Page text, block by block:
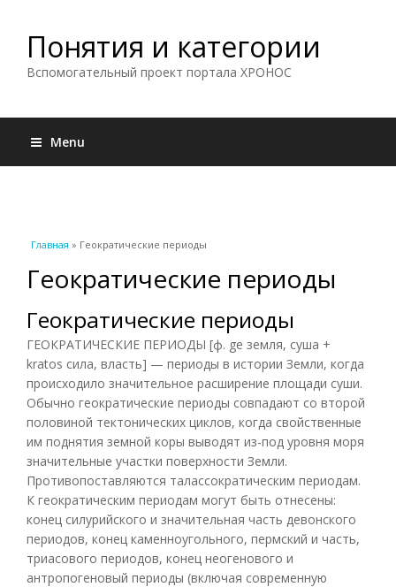
Понятия и категории
Вспомогательный проект портала ХРОНОС
Menu
Вы здесь
Главная » Геократические периоды
Геократические периоды
Геократические периоды
ГЕОКРАТИЧЕСКИЕ ПЕРИОДЫ [ф. ge земля, суша +
kratos сила, власть] — периоды в истории Земли, когда
происходило значительное расширение площади суши.
Обычно геократические периоды совпадают со второй
половиной тектонических циклов, когда свойственные
им поднятия земной коры выводят из-под уровня моря
значительные участки поверхности Земли.
Противопоставляются талассократическим периодам.
К геократическим периодам могут быть отнесены:
конец силурийского и значительная часть девонского
периодов, конец каменноугольного, пермский и часть,
триасового периодов, конец неогенового и
антропогеновый периоды (включая современную